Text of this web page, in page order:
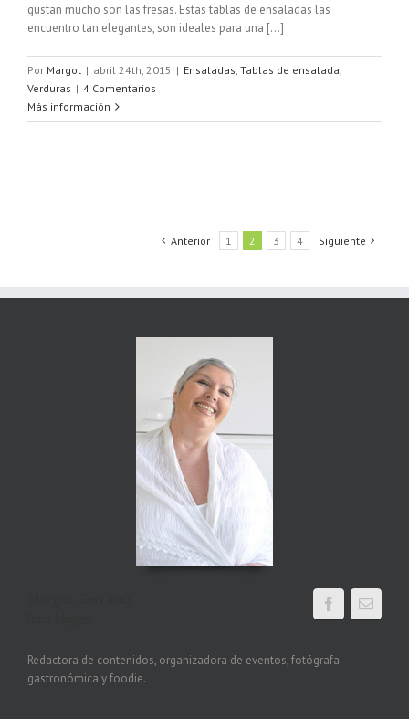
gustan mucho son las fresas. Estas tablas de ensaladas las
encuentro tan elegantes, son ideales para una [...]
Por Margot | abril 24th, 2015 | Ensaladas Tablas de ensalada
Verduras | 4 Comentarios
Más información
Anterior 1 2 3 4 Siguiente
Redactora de contenidos, organizadora de eventos, fotógrafa
gastronómica y foodie.